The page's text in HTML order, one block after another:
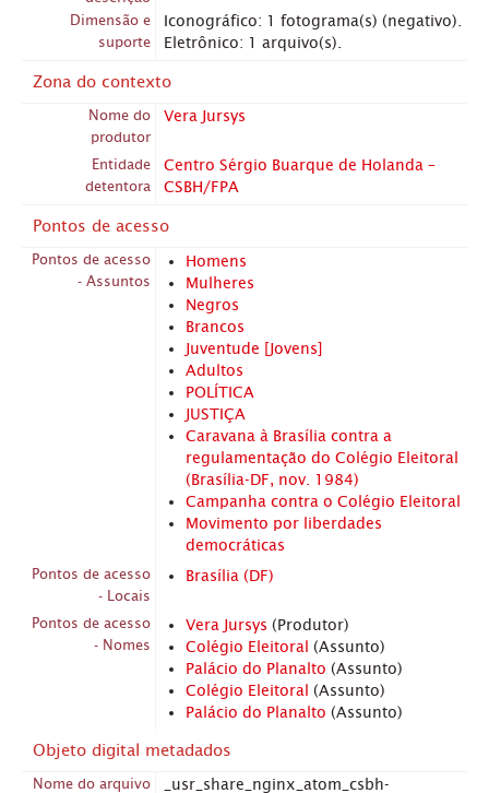
Dimensão e
suporte
Iconográfico: 1 fotograma(s) (negativo).
Eletrônico: 1 arquivo(s).
Zona do contexto
Nome do
produtor
Vera Jursys
Entidade
detentora
Centro Sérgio Buarque de Holanda –
CSBH/FPA
Pontos de acesso
Pontos de acesso
- Assuntos
Homens
Mulheres
Negros
Brancos
Juventude [Jovens]
Adultos
POLÍTICA
JUSTIÇA
Caravana à Brasília contra a
regulamentação do Colégio Eleitoral
(Brasília-DF, nov. 1984)
Campanha contra o Colégio Eleitoral
Movimento por liberdades
democráticas
Pontos de acesso
- Locais
Brasília (DF)
Pontos de acesso
- Nomes
Vera Jursys (Produtor)
Colégio Eleitoral(Assunto)
Palácio do Planalto(Assunto)
Colégio Eleitoral(Assunto)
Palácio do Planalto(Assunto)
Objeto digital metadados
Nome do arquivo
_usr_share_nginx_atom_csbh-